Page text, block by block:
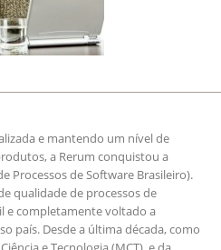
e mantendo um nível de
a Rerum conquistou a
Processos de Software Brasileiro).
qualidade de processos de
e completamente voltado a
país. Desde a última década, como